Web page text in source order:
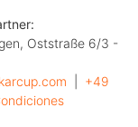
Oststraße 6/3 -
+49